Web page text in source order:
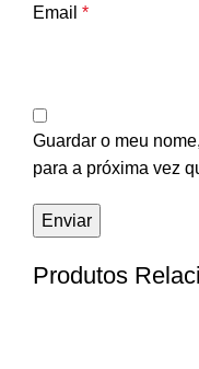
Email *
Guardar o meu
para a próxima vez
Produtos